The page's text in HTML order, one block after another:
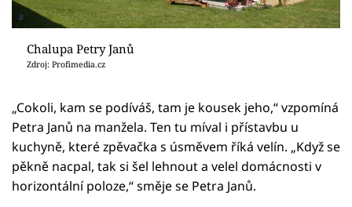
Chalupa Petry Janů
Zdroj: Profimedia.cz
„Cokoli, kam se podíváš, tam je kousek jeho,“ vzpomíná
Petra Janů na manžela. Ten tu míval i přístavbu u
kuchyně, které zpěvačka s úsměvem říká velín. „Když se
pěkně nacpal, tak si šel lehnout a velel domácnosti v
horizontální poloze,“ směje se Petra Janů.